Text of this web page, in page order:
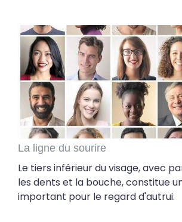
La ligne du sourire
Le tiers inférieur du visage, avec
les dents et la bouche, constitue
important pour le regard d'autrui.